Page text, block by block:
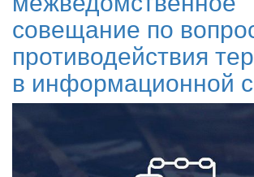
совещание по
противодействия
в информационной